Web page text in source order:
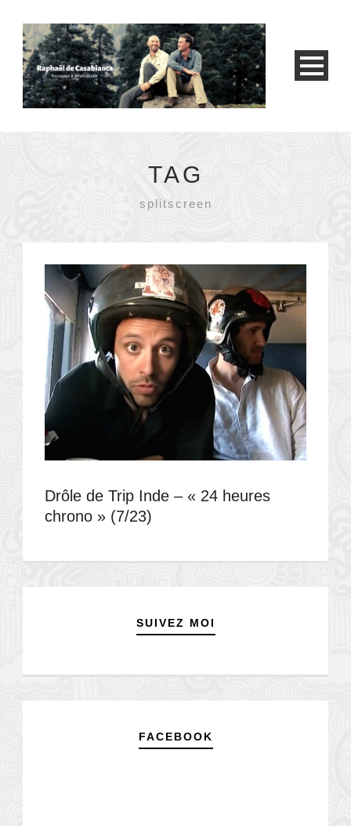
TAG
splitscreen
Drôle de Trip Inde – « 24 heures
chrono » (7/23)
SUIVEZ MOI
FACEBOOK